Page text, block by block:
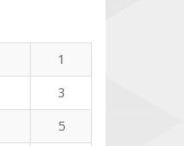
1
3
5